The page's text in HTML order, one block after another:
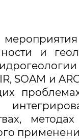
и
SOAM и